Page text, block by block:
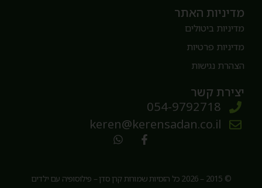
מדיניות האתר
מדיניות ביטולים
מדיניות פרטיות
הצהרת נגישות
יצירת קשר
054-9792718
keren@kerensadan.co.il